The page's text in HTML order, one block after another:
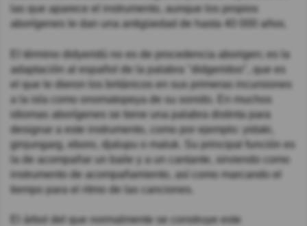
las que aparece el instrumento, aunque los propios
aborígenes le dan una antigüedad de hasta 40 000 años.
El término didyeridú no es de procedencia aborigen; es la
adaptación al español de la palabra "didgeridoo", que es
el que le dieron los británicos en sus primeras incursiones
a la isla como onomatopeya de su sonido. En muchos
idiomas aborígenes se tiene una palabra distinta para
designar a este instrumento, como por ejemplo: yidaki,
ginjungarg, eboro, djalupu o maluk. Su principal función es
la de acompañar un baile y a un cantante, sirviendo como
instrumento de acompañamiento, así como marcando el
tiempo para el ritmo de las canciones.
El árbol del que normalmente se construye este